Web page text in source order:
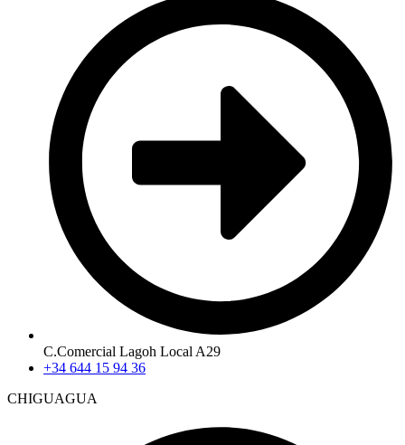
C.Comercial Lagoh Local A29
+34 644 15 94 36
CHIGUAGUA